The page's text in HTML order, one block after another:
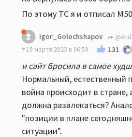
По этому ТС я и отписал
Igor_Golochshapov
19 марта 2023 в 06:59
131
и сайт бросила в самое
Нормальный, естественный
война происходит в стране,
должна развлекаться?
"позиции в плане
ситуации".